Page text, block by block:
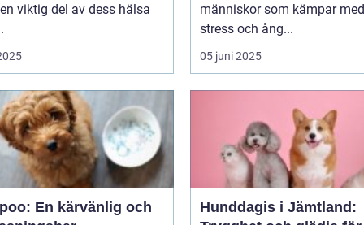
viktig del av dess hälsa
människor som kämpar med
stress och ång...
05 juni 2025
En kärvänlig och
Hunddagis i Jämtland: